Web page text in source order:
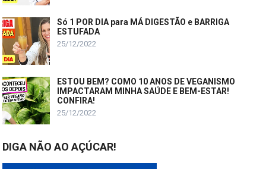
Só 1 POR DIA para MÁ DIGESTÃO e BARRIGA
ESTUFADA
25/12/2022
ESTOU BEM? COMO 10 ANOS DE VEGANISMO
IMPACTARAM MINHA SAÚDE E BEM-ESTAR!
CONFIRA!
25/12/2022
DIGA NÃO AO AÇÚCAR!